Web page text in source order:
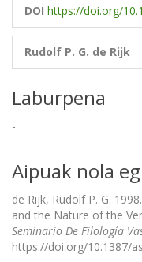
DOI https://doi.org/
Rudolf P. G. de Rijk
Laburpena
-
Aipuak nola
de Rijk, Rudolf P. G.
and the Nature of the
Seminario De Filología
https://doi.org/10.1387/